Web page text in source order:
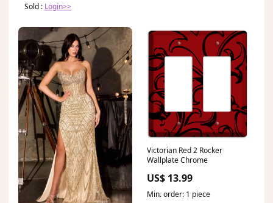
Sold : Login>>
Victorian Red 2 Rocker
Wallplate Chrome
US$ 13.99
Min. order: 1 piece